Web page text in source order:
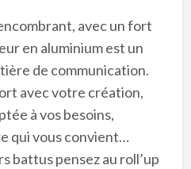
avec un fort
en aluminium est un
de communication.
avec votre création,
à vos besoins,
qui vous convient…
battus pensez au roll’up